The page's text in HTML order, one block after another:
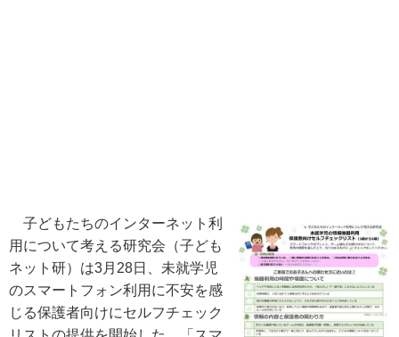
子どもたちのインターネット利
用について考える研究会（子ども
ネット研）は3月28日、未就学児
のスマートフォン利用に不安を感
じる保護者向けにセルフチェック